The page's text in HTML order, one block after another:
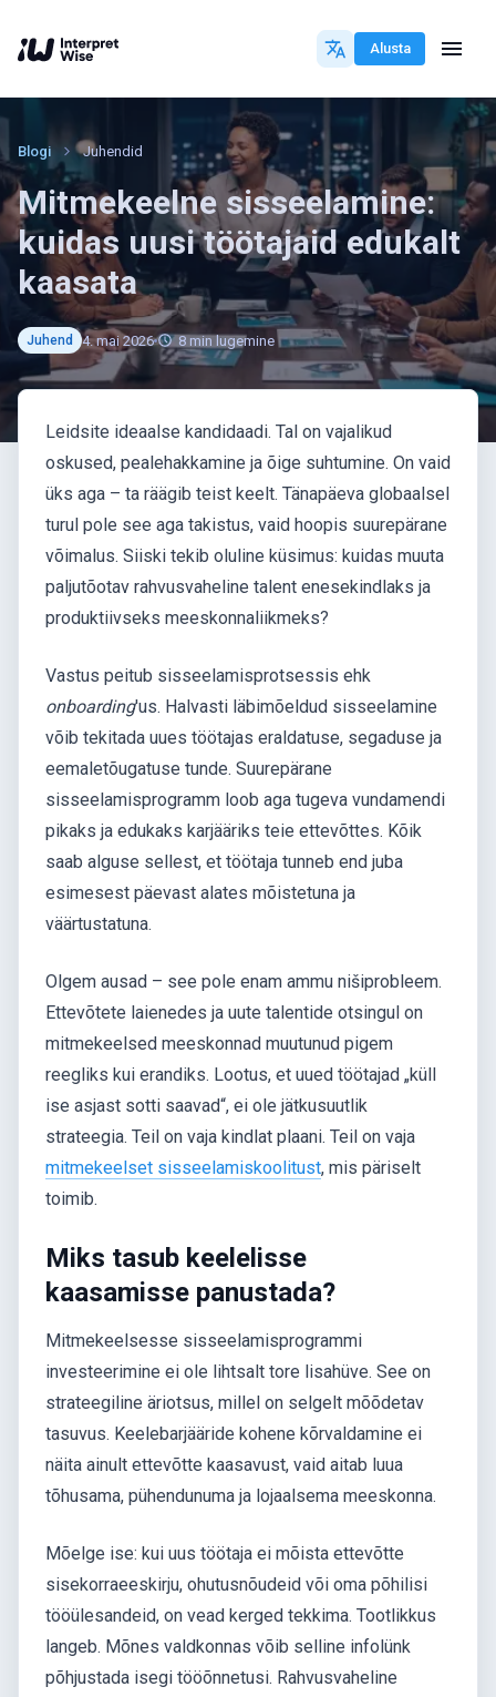
Alusta
Blogi Juhendid
Mitmekeelne sisseelamine:
kuidas uusi töötajaid edukalt
kaasata
Juhend 4. mai 2026 8 min lugemine
Leidsite ideaalse kandidaadi. Tal on vajalikud
oskused, pealehakkamine ja õige suhtumine. On vaid
üks aga – ta räägib teist keelt. Tänapäeva globaalsel
turul pole see aga takistus, vaid hoopis suurepärane
võimalus. Siiski tekib oluline küsimus: kuidas muuta
paljutõotav rahvusvaheline talent enesekindlaks ja
produktiivseks meeskonnaliikmeks?
Vastus peitub sisseelamisprotsessis ehk
onboarding'us. Halvasti läbimõeldud sisseelamine
võib tekitada uues töötajas eraldatuse, segaduse ja
eemaletõugatuse tunde. Suurepärane
sisseelamisprogramm loob aga tugeva vundamendi
pikaks ja edukaks karjääriks teie ettevõttes. Kõik
saab alguse sellest, et töötaja tunneb end juba
esimesest päevast alates mõistetuna ja
väärtustatuna.
Olgem ausad – see pole enam ammu nišiprobleem.
Ettevõtete laienedes ja uute talentide otsingul on
mitmekeelsed meeskonnad muutunud pigem
reegliks kui erandiks. Lootus, et uued töötajad „küll
ise asjast sotti saavad“, ei ole jätkusuutlik
strateegia. Teil on vaja kindlat plaani. Teil on vaja
mitmekeelset sisseelamiskoolitust, mis päriselt
toimib.
Miks tasub keelelisse
kaasamisse panustada?
Mitmekeelsesse sisseelamisprogrammi
investeerimine ei ole lihtsalt tore lisahüve. See on
strateegiline äriotsus, millel on selgelt mõõdetav
tasuvus. Keelebarjääride kohene kõrvaldamine ei
näita ainult ettevõtte kaasavust, vaid aitab luua
tõhusama, pühendunuma ja lojaalsema meeskonna.
Mõelge ise: kui uus töötaja ei mõista ettevõtte
sisekorraeeskirju, ohutusnõudeid või oma põhilisi
tööülesandeid, on vead kerged tekkima. Tootlikkus
langeb. Mõnes valdkonnas võib selline infolünk
põhjustada isegi tööõnnetusi. Rahvusvaheline